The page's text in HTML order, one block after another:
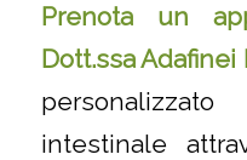
Prenota un
Dott.ssa Adafinei
intestinale